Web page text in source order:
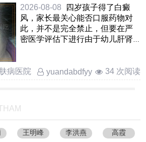
2026-08-08
四岁孩子得了白癜
风，家长最关心能否口服药物对
此，并不是完全禁止，但要在严
密医学评估下进行由于幼儿肝肾
肤病医院
yuandabdfyy 34 次阅读
王明峰 李洪燕 高霞